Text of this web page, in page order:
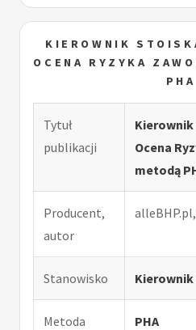
KIEROWNIK
OCENA RYZYKA
PHA
Tytuł
publikacji
Ocena
metodą
Producent,
autor
Stanowisko
Metoda
PHA